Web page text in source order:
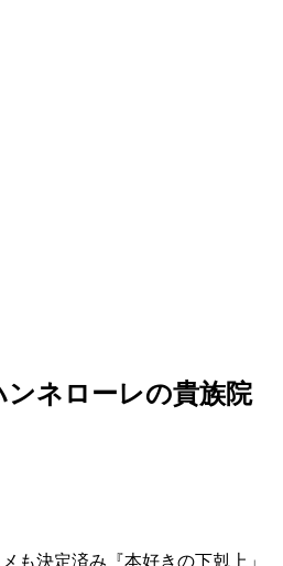
ンネローレの貴族院
も決定済み『本好きの下剋上」